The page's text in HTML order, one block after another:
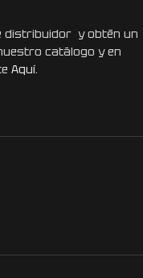
distribuidor y obtén un
catálogo y en
Aquí.